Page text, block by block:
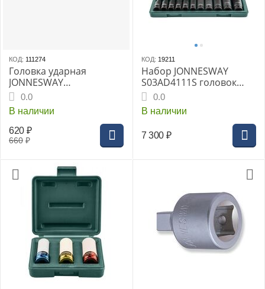
КОД: 111274
Головка ударная
JONNESWAY
шестигранная 1/2DR"
H6, 78мм
0.0
В наличии
660 ₽
620 ₽
КОД: 19211
Набор JONNESWAY
S03AD4111S головок
ударных 1/2" 10-24 мм -
11 предметов
0.0
В наличии
7 300 ₽